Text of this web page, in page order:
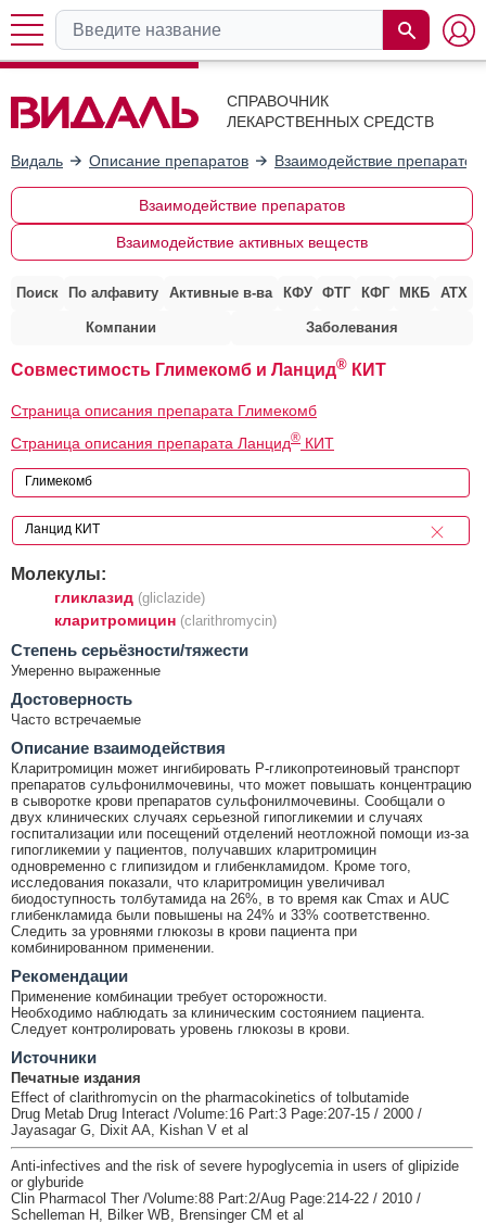
СПРАВОЧНИК
ЛЕКАРСТВЕННЫХ СРЕДСТВ
Видаль Описание препаратов Взаимодействие препаратов
Взаимодействие препаратов
Взаимодействие активных веществ
Поиск По алфавиту Активные в-ва КФУ ФТГ КФГ МКБ АТХ
Компании Заболевания
Совместимость Глимекомб и Ланцид® КИТ
Страница описания препарата Глимекомб
Страница описания препарата Ланцид® КИТ
Молекулы:
гликлазид (gliclazide)
кларитромицин (clarithromycin)
Cтепень серьёзности/тяжести
Умеренно выраженные
Достоверность
Часто встречаемые
Описание взаимодействия
Кларитромицин может ингибировать Р-гликопротеиновый транспорт
препаратов сульфонилмочевины, что может повышать концентрацию
в сыворотке крови препаратов сульфонилмочевины. Сообщали о
двух клинических случаях серьезной гипогликемии и случаях
госпитализации или посещений отделений неотложной помощи из-за
гипогликемии у пациентов, получавших кларитромицин
одновременно с глипизидом и глибенкламидом. Кроме того,
исследования показали, что кларитромицин увеличивал
биодоступность толбутамида на 26%, в то время как Cmax и AUC
глибенкламида были повышены на 24% и 33% соответственно.
Следить за уровнями глюкозы в крови пациента при
комбинированном применении.
Рекомендации
Применение комбинации требует осторожности.
Необходимо наблюдать за клиническим состоянием пациента.
Следует контролировать уровень глюкозы в крови.
Источники
Печатные издания
Effect of clarithromycin on the pharmacokinetics of tolbutamide
Drug Metab Drug Interact /Volume:16 Part:3 Page:207-15 / 2000 /
Jayasagar G, Dixit AA, Kishan V et al
Anti-infectives and the risk of severe hypoglycemia in users of glipizide
or glyburide
Clin Pharmacol Ther /Volume:88 Part:2/Aug Page:214-22 / 2010 /
Schelleman H, Bilker WB, Brensinger CM et al